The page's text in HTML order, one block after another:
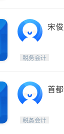
宋
税务会计
首
税务会计